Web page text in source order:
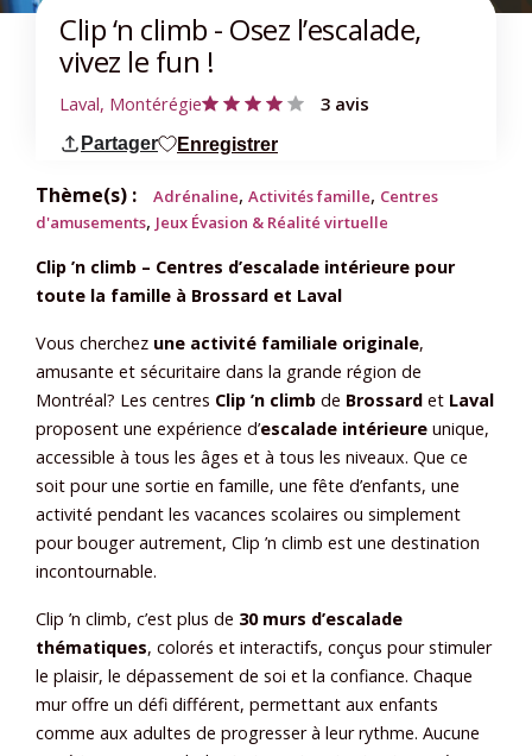
Clip ‘n climb - Osez l’escalade,
vivez le fun !
Laval, Montérégie 3 avis
Partager Enregistrer
Thème(s) : Adrénaline, Activités famille, Centres
d'amusements, Jeux Évasion & Réalité virtuelle
Clip ’n climb – Centres d’escalade intérieure pour
toute la famille à Brossard et Laval
Vous cherchez une activité familiale originale,
amusante et sécuritaire dans la grande région de
Montréal? Les centres Clip ’n climb de Brossard et Laval
proposent une expérience d’escalade intérieure unique,
accessible à tous les âges et à tous les niveaux. Que ce
soit pour une sortie en famille, une fête d’enfants, une
activité pendant les vacances scolaires ou simplement
pour bouger autrement, Clip ’n climb est une destination
incontournable.
Clip ’n climb, c’est plus de 30 murs d’escalade
thématiques, colorés et interactifs, conçus pour stimuler
le plaisir, le dépassement de soi et la confiance. Chaque
mur offre un défi différent, permettant aux enfants
comme aux adultes de progresser à leur rythme. Aucune